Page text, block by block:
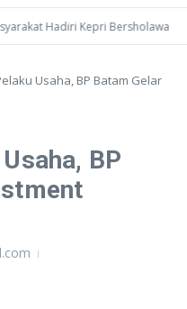
Hadiri Kepri Bersholawat 3
Usaha, BP Batam Gelar
BP